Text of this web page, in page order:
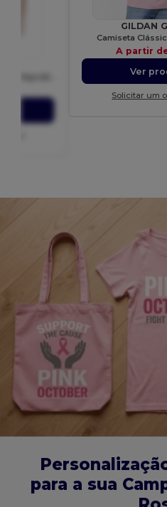
GILDAN
Camiseta
A partir
Ver
Solicitar um
para a sua